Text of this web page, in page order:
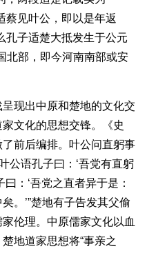
蔡见叶公，即以是年返
孔子适楚大抵发生于公元
北部，即今河南南部或安
现出中原和楚地的文化交
文化的思想交锋。《史
前后编排。叶公问直躬事
公语孔子曰：‘吾党有直躬
：‘吾党之直者异于是：
。’”楚地有子告发其父偷
伦理。中原儒家文化以血
地道家思想将“事亲之